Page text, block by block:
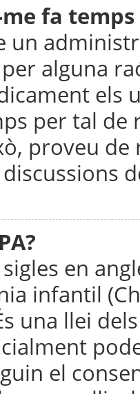
fa
un
alguna
els
per tal de
proveu
sigles en
infantil
una llei
el